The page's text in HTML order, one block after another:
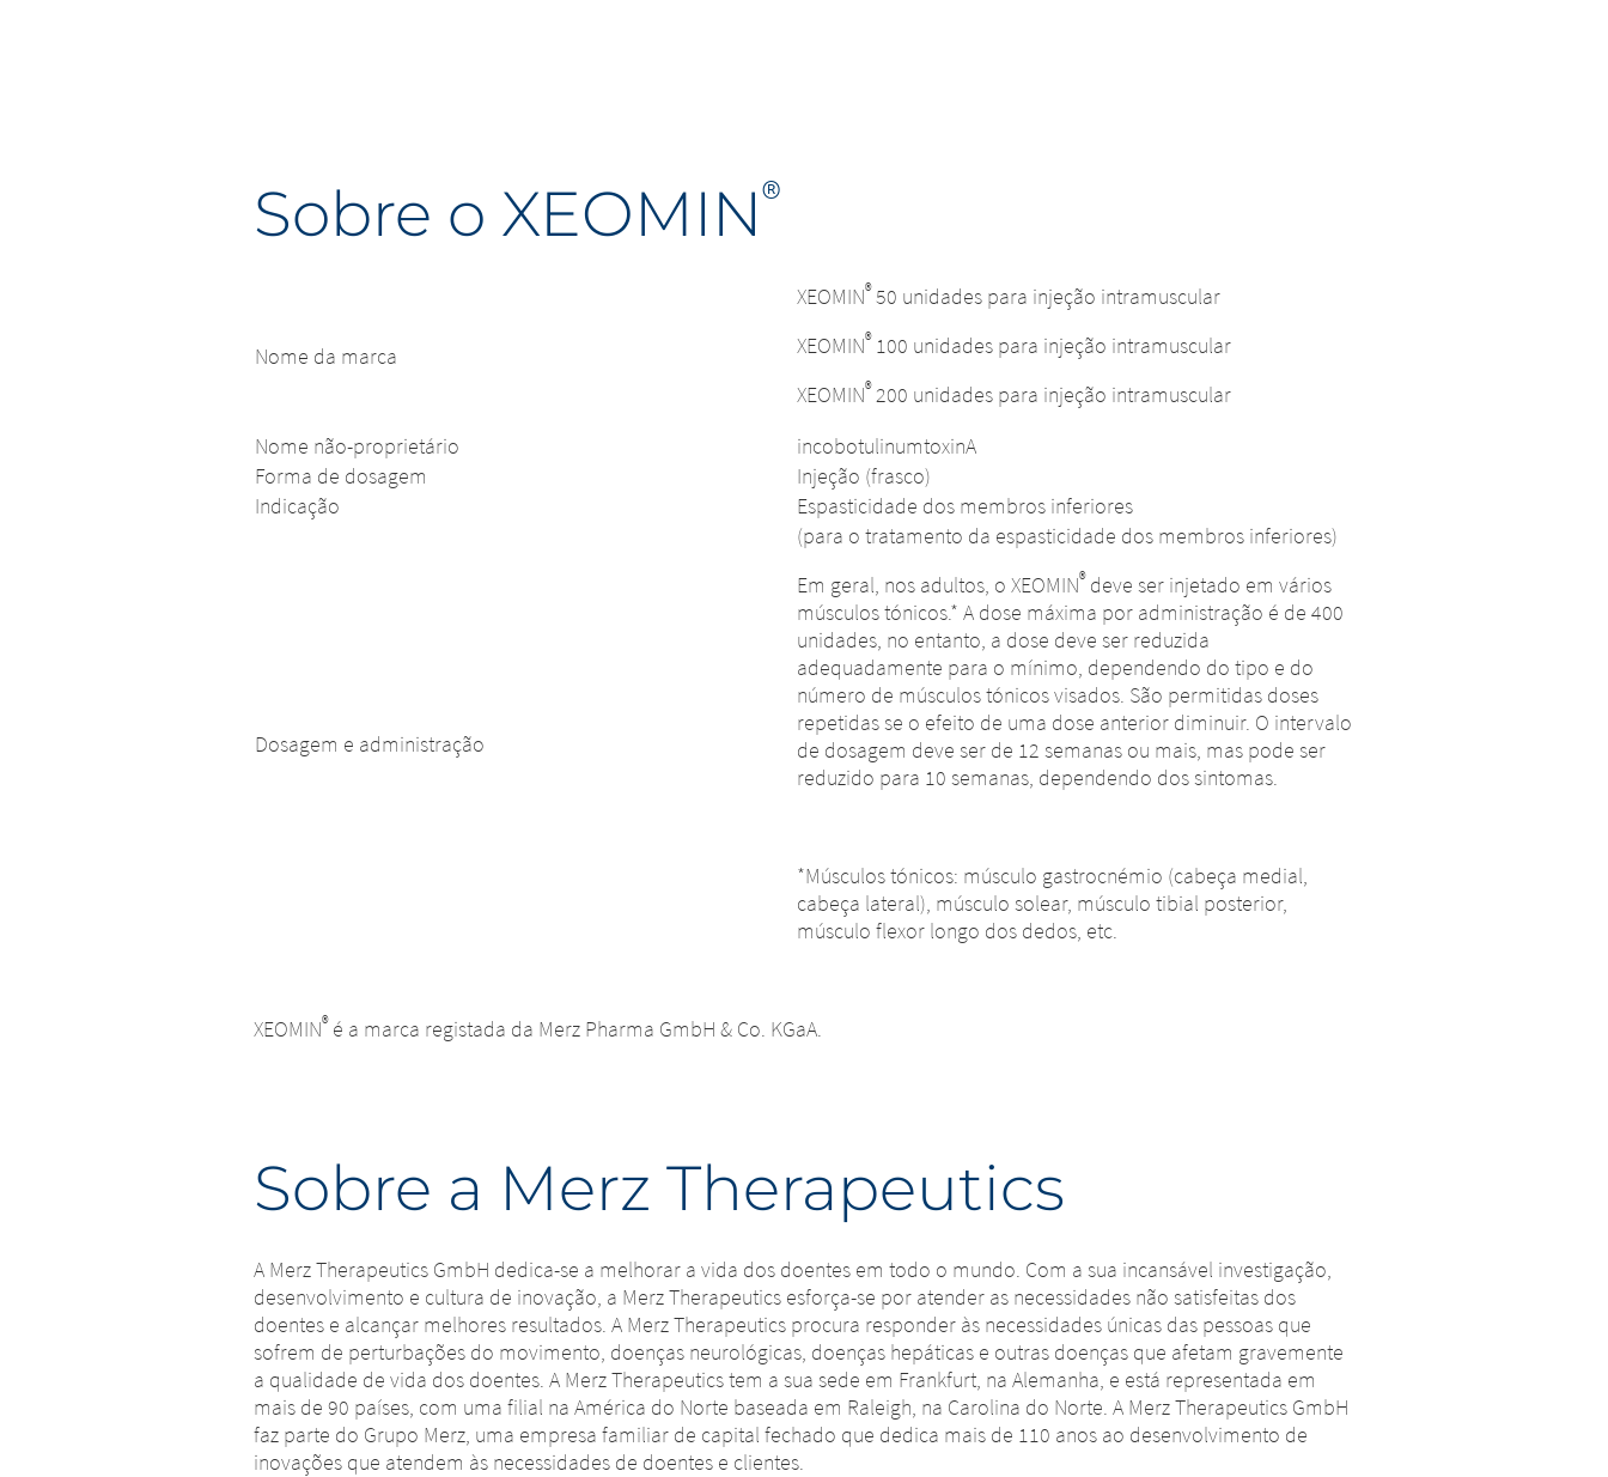
Sobre o XEOMIN®
Nome da marca
XEOMIN®50 unidades para injeção intramuscular
XEOMIN®100 unidades para injeção intramuscular
XEOMIN®200 unidades para injeção intramuscular
Nome não-proprietário
incobotulinumtoxinA
Forma de dosagem
Injeção (frasco)
Indicação
Espasticidade dos membros inferiores
Dosagem e administração
(para o tratamento da espasticidade dos membros inferiores)
Em geral, nos adultos, o XEOMIN®deve ser injetado em vários
músculos tónicos.* A dose máxima por administração é de 400
unidades, no entanto, a dose deve ser reduzida
adequadamente para o mínimo, dependendo do tipo e do
número de músculos tónicos visados. São permitidas doses
repetidas se o efeito de uma dose anterior diminuir. O intervalo
de dosagem deve ser de 12 semanas ou mais, mas pode ser
reduzido para 10 semanas, dependendo dos sintomas.
*Músculos tónicos: músculo gastrocnémio (cabeça medial,
cabeça lateral), músculo solear, músculo tibial posterior,
músculo flexor longo dos dedos, etc.
XEOMIN®é a marca registada da Merz Pharma GmbH & Co. KGaA.
Sobre a Merz Therapeutics
A Merz Therapeutics GmbH dedica-se a melhorar a vida dos doentes em todo o mundo. Com a sua incansável investigação,
desenvolvimento e cultura de inovação, a Merz Therapeutics esforça-se por atender as necessidades não satisfeitas dos
doentes e alcançar melhores resultados. A Merz Therapeutics procura responder às necessidades únicas das pessoas que
sofrem de perturbações do movimento, doenças neurológicas, doenças hepáticas e outras doenças que afetam gravemente
a qualidade de vida dos doentes. A Merz Therapeutics tem a sua sede em Frankfurt, na Alemanha, e está representada em
mais de 90 países, com uma filial na América do Norte baseada em Raleigh, na Carolina do Norte. A Merz Therapeutics GmbH
faz parte do Grupo Merz, uma empresa familiar de capital fechado que dedica mais de 110 anos ao desenvolvimento de
inovações que atendem às necessidades de doentes e clientes.
Alteração de plataforma – Vai sair
Vai sair deste site. No que diz respeito ao conteúdo da página seguinte, bem como às ligações para outros sites que se
encontram nesta página, a Merz Therapeutics GmbH não tem qualquer forma de controlar o conteúdo destes sites. A Merz
Alteração de país – Vai sair desta
Vai sair deste site. O conteúdo dos sites seguintes mantidos pela empresa-mãe ou outra
empresa afiliada, ou ligações para outros sites que se encontram neste site, está sujeito
aos requisitos legais do país em que o site é mantido. A Merz Therapeutics GmbH não
aceita qualquer responsabilidade pelo conteúdo destes sites ou pelas consequências da